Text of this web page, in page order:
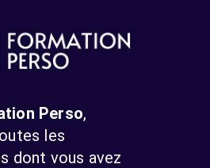
Perso,
les
dont vous avez